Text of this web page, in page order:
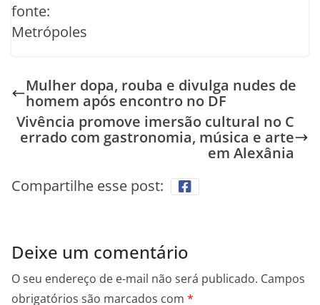
fonte:
Metrópoles
Mulher dopa, rouba e divulga nudes de
homem após encontro no DF
Vivência promove imersão cultural no C
errado com gastronomia, música e arte
em Alexânia
Compartilhe esse post:
Deixe um comentário
O seu endereço de e-mail não será publicado. Campos
obrigatórios são marcados com *